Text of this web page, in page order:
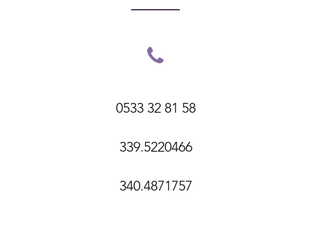
0533 32 81 58
339.5220466
340.4871757